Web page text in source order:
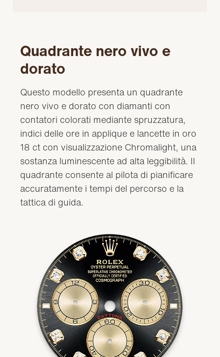
Quadrante nero vivo e
dorato
Questo modello presenta un quadrante
nero vivo e dorato con diamanti con
contatori colorati mediante spruzzatura,
indici delle ore in applique e lancette in oro
18 ct con visualizzazione Chromalight, una
sostanza luminescente ad alta leggibilità. Il
quadrante consente al pilota di pianificare
accuratamente i tempi del percorso e la
tattica di guida.